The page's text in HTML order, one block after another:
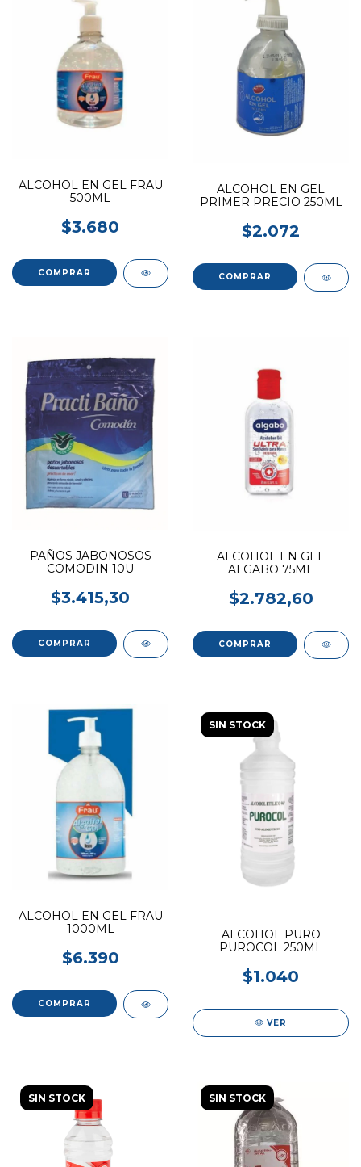
ALCOHOL EN GEL FRAU
500ML
$3.680
ALCOHOL EN GEL
PRIMER PRECIO 250ML
$2.072
PAÑOS JABONOSOS
COMODIN 10U
$3.415,30
ALCOHOL EN GEL
ALGABO 75ML
$2.782,60
ALCOHOL EN GEL FRAU
1000ML
$6.390
SIN STOCK
ALCOHOL PURO
PUROCOL 250ML
$1.040
VER
SIN STOCK SIN STOCK